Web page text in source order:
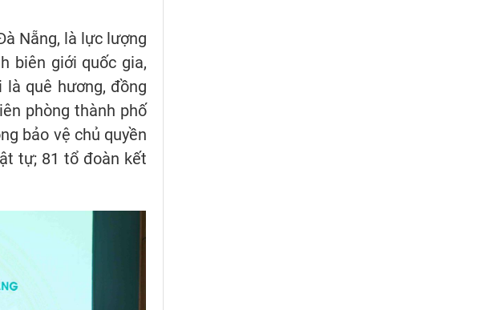
Nẵng, là lực lượng
biên giới quốc gia,
là quê hương, đồng
phòng thành phố
bảo vệ chủ quyền
tự; 81 tổ đoàn kết